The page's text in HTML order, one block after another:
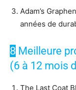
Adam’s
années de
8 Meilleure
(6 à 12 mois
The Last Coat